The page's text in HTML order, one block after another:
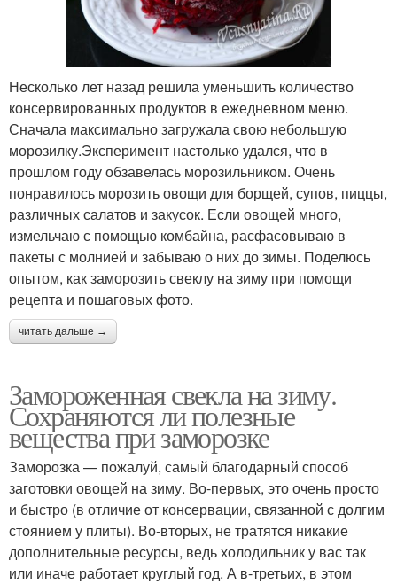
Несколько лет назад решила уменьшить количество
консервированных продуктов в ежедневном меню.
Сначала максимально загружала свою небольшую
морозилку.Эксперимент настолько удался, что в
прошлом году обзавелась морозильником. Очень
понравилось морозить овощи для борщей, супов, пиццы,
различных салатов и закусок. Если овощей много,
измельчаю с помощью комбайна, расфасовываю в
пакеты с молнией и забываю о них до зимы. Поделюсь
опытом, как заморозить свеклу на зиму при помощи
рецепта и пошаговых фото.
читать дальше →
Замороженная свекла на зиму.
Сохраняются ли полезные
вещества при заморозке
Заморозка — пожалуй, самый благодарный способ
заготовки овощей на зиму. Во-первых, это очень просто
и быстро (в отличие от консервации, связанной с долгим
стоянием у плиты). Во-вторых, не тратятся никакие
дополнительные ресурсы, ведь холодильник у вас так
или иначе работает круглый год. А в-третьих, в этом